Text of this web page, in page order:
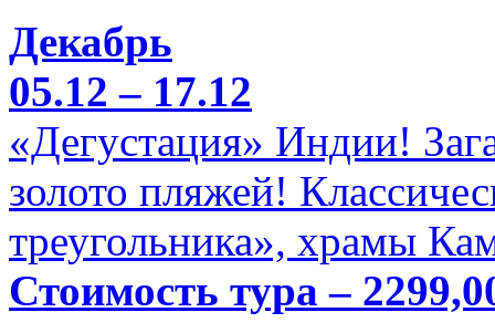
Декабрь
05.12 – 17.12
«Дегустация» Индии!
золото пляжей!
треугольника», храмы
Стоимость тура –